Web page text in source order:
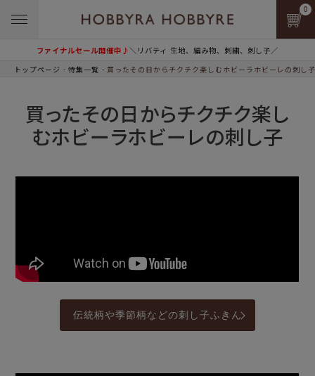
ファイナルセール開催中♪＼リバティ 生地、編み物、刺繍、刺し子／
0
トップページ 特集一覧 買ったその日からチクチク楽しむホビーラホビーレの刺し子
買ったその日からチクチク楽し
むホビーラホビーレの刺し子
伝統柄や季節柄などの刺し子ふきん